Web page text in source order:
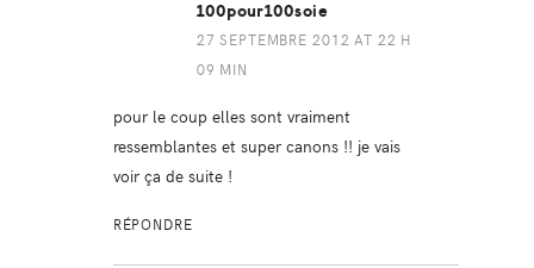
100pour100soie
27 SEPTEMBRE 2012 AT 22 H
09 MIN
pour le coup elles sont vraiment
ressemblantes et super canons !! je vais
voir ça de suite !
RÉPONDRE